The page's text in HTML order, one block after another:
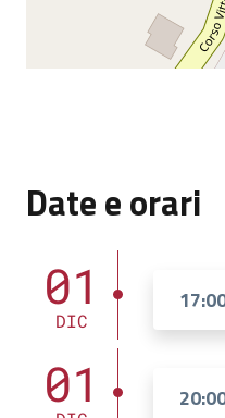
Date e orari
01
DIC
01